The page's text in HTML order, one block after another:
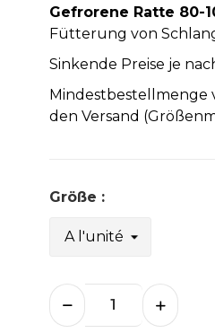
Gefrorene Ratte 80-
Fütterung von
Sinkende Preise je
Mindestbestellmenge
den Versand
Größe :